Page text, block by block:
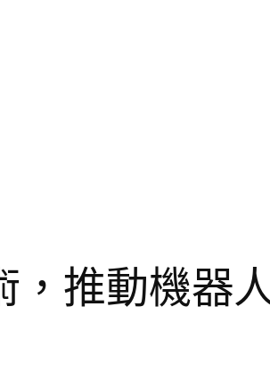
，推動機器